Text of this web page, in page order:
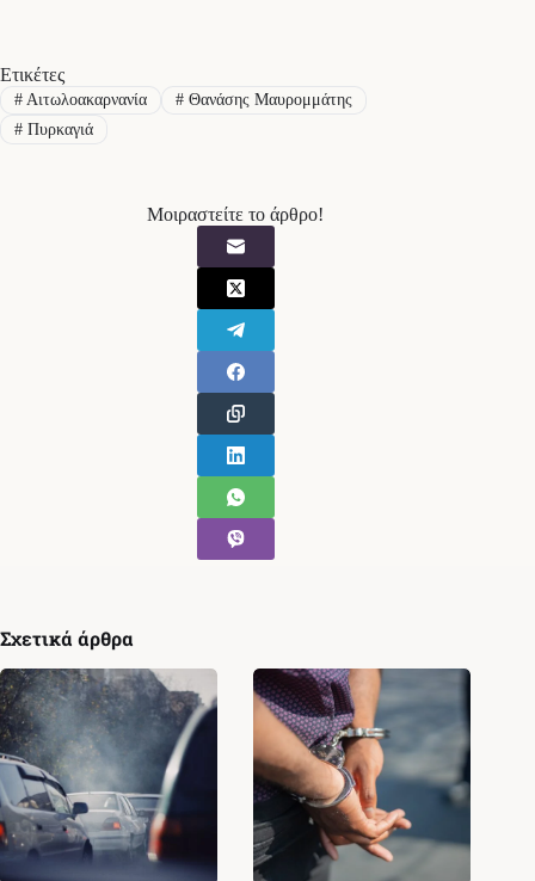
Ετικέτες
#Αιτωλοακαρνανία #Θανάσης Μαυρομμάτης
#Πυρκαγιά
Μοιραστείτε το άρθρο!
Σχετικά άρθρα